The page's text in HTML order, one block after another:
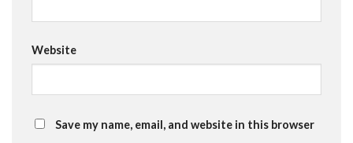
Website
Save my name, email, and website in this browser